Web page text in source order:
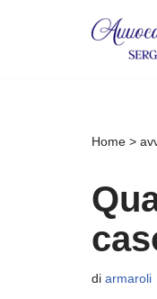
Home >
di armaroli